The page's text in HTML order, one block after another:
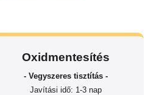
Oxidmentesítés
- Vegyszeres tisztítás -
Javítási idő: 1-3 nap